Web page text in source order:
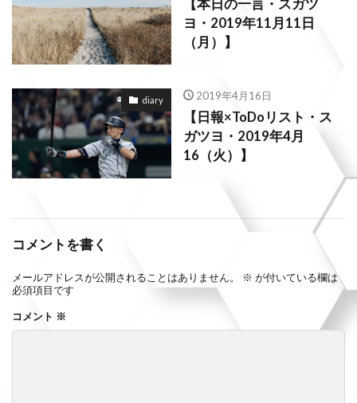
【本日の一言・スガツ
ヨ・2019年11月11日
（月）】
diary 2019年4月16日
【日報×ToDoリスト・ス
ガツヨ・2019年4月
16（火）】
コメントを書く
メールアドレスが公開されることはありません。 ※ が付いている欄は
必須項目です
コメント ※